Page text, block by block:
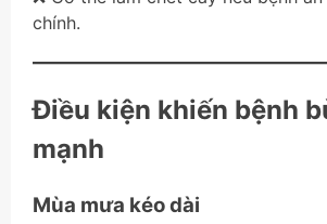
chính.
Điều kiện khiến bệnh
mạnh
Mùa mưa kéo dài